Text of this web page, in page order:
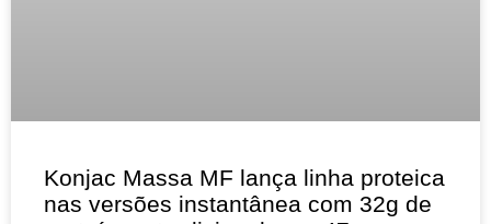
Konjac Massa MF lança linha proteica
nas versões instantânea com 32g de